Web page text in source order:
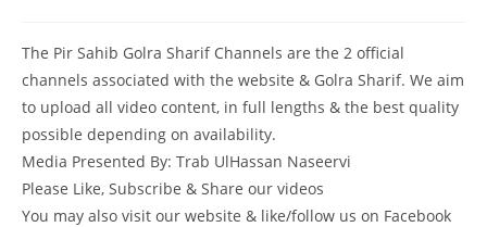
The Pir Sahib Golra Sharif Channels are the 2 official
channels associated with the website & Golra Sharif. We aim
to upload all video content, in full lengths & the best quality
possible depending on availability.
Media Presented By: Trab UlHassan Naseervi
Please Like, Subscribe & Share our videos
You may also visit our website & like/follow us on Facebook